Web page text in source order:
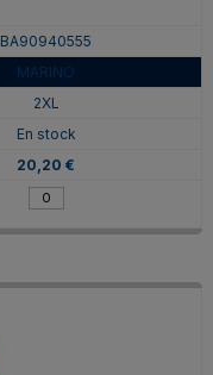
BA90940555
MARINO
2XL
En stock
20,20 €